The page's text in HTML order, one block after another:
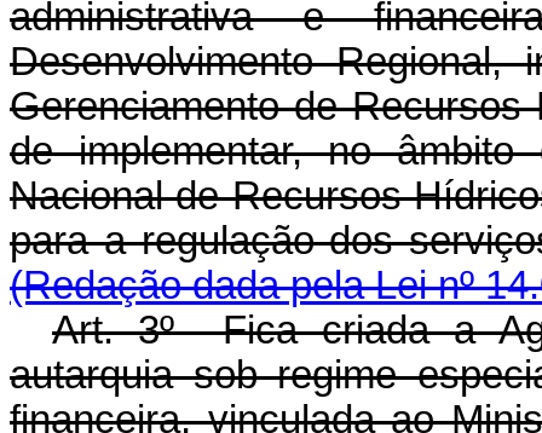
administrativa e
Desenvolvimento Regional,
Gerenciamento de
de implementar, no
Nacional de Recursos
para a regulação dos
(Redação dada pela Lei nº
Art. 3º Fica criada a
autarquia sob regime
financeira, vinculada ao